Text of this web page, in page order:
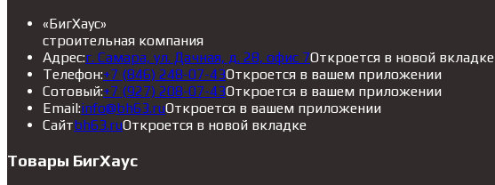
«БигХаус»
строительная компания
Адрес:г. Самара, ул. Дачная, д. 28, офис 7Откроется в новой вкладке
Телефон:+7 (846) 248-07-43Откроется в вашем приложении
Сотовый:+7 (927) 208-07-43Откроется в вашем приложении
Email:info@bh63.ruОткроется в вашем приложении
Сайтbh63.ruОткроется в новой вкладке
Товары БигХаус